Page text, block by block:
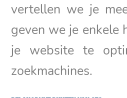
vertellen we je
geven we je enkele
je website te
zoekmachines.